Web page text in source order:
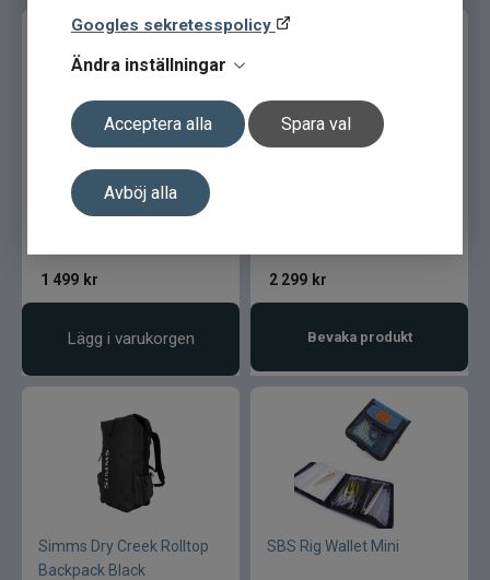
Googles sekretesspolicy
Ändra inställningar
Acceptera alla Spara val
Avböj alla
Simms Dry Creek Simple
Pack
1 499 kr
Lägg i varukorgen
2 299 kr
Bevaka produkt
Simms Dry Creek Rolltop
Backpack Black
SBS Rig Wallet Mini